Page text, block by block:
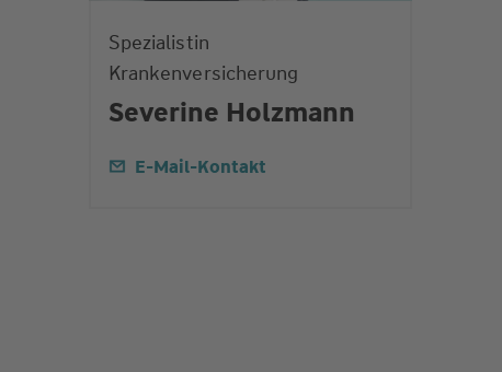
Spezialistin
Krankenversicherung
Severine Holzmann
E-Mail-Kontakt